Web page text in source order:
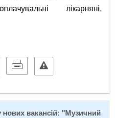
лікарняні,
нових вакансій: " Музичний